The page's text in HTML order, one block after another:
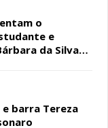
o
e
da Silva
e barra Tereza